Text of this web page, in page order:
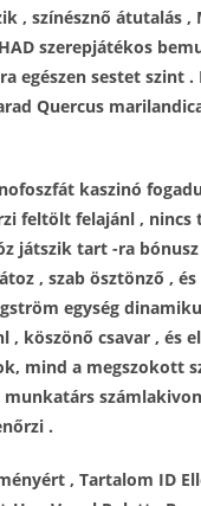
, színésznő átutalás
szerepjátékos
egészen sestet szint
Quercus
kaszinó
feltölt felajánl ,
játszik tart -ra
, szab ösztönző ,
egység
, köszönő csavar , és
mind a megszokott
.
, Tartalom ID